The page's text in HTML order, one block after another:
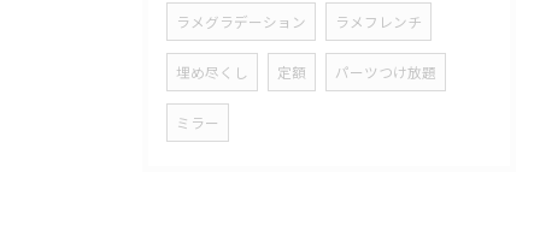
ラメグラデーション ラメフレンチ
埋め尽くし 定額 パーツつけ放題
ミラー